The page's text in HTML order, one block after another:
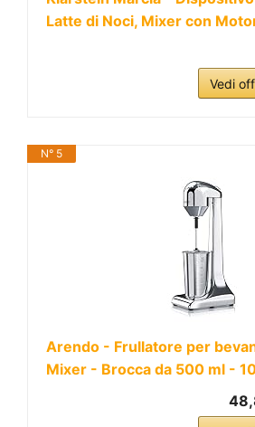
Latte di Noci, Mixer con
Vedi
N° 5
Arendo - Frullatore per
Mixer - Brocca da 500 ml -